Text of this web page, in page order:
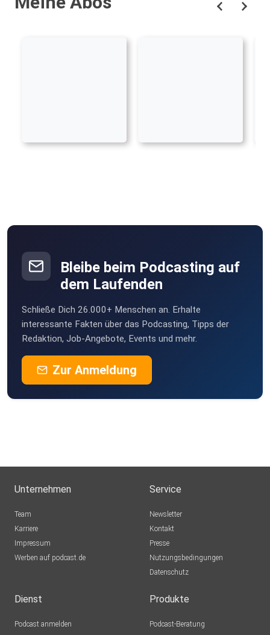
Bleibe beim Podcasting auf
dem Laufenden
Schließe Dich 26.000+ Menschen an. Erhalte
interessante Fakten über das Podcasting, Tipps der
Redaktion, Job-Angebote, Events und mehr.
Zur Anmeldung
Unternehmen
Team
Karriere
Impressum
Werben auf podcast.de
Service
Newsletter
Kontakt
Presse
Nutzungsbedingungen
Datenschutz
Dienst
Podcast anmelden
Produkte
Podcast-Beratung